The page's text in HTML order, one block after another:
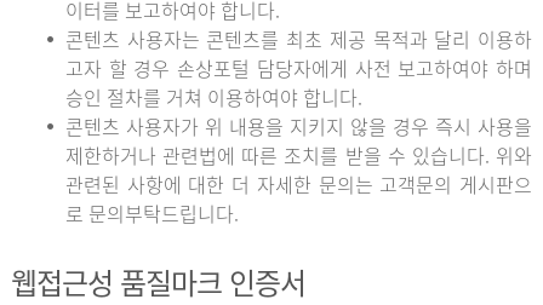
이터를 보고하여야 합니다.
콘텐츠 사용자는 콘텐츠를 최초 제공 목적과 달리 이용하
고자 할 경우 손상포털 담당자에게 사전 보고하여야 하며
승인 절차를 거쳐 이용하여야 합니다.
콘텐츠 사용자가 위 내용을 지키지 않을 경우 즉시 사용을
제한하거나 관련법에 따른 조치를 받을 수 있습니다. 위와
관련된 사항에 대한 더 자세한 문의는 고객문의 게시판으
로 문의부탁드립니다.
웹접근성 품질마크 인증서